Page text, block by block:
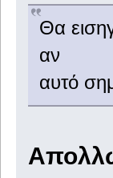
Θα
αν
αυτό